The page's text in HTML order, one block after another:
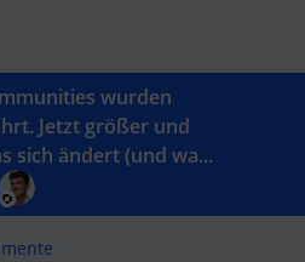
wurden
Jetzt größer und
sich ändert (und wa...